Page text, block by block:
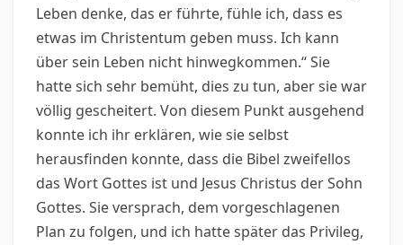
Leben denke, das er führte, fühle ich, dass es
etwas im Christentum geben muss. Ich kann
über sein Leben nicht hinwegkommen.“ Sie
hatte sich sehr bemüht, dies zu tun, aber sie war
völlig gescheitert. Von diesem Punkt ausgehend
konnte ich ihr erklären, wie sie selbst
herausfinden konnte, dass die Bibel zweifellos
das Wort Gottes ist und Jesus Christus der Sohn
Gottes. Sie versprach, dem vorgeschlagenen
Plan zu folgen, und ich hatte später das Privileg,